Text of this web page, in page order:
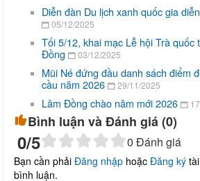
Diễn đàn Du lịch xanh quốc gia
05/12/2025
Tối 5/12, khai mạc Lễ hội Trà quốc
Đồng
03/12/2025
Mũi Né đứng đầu danh sách điểm
cầu năm 2026
29/11/2025
Lâm Đồng chào năm mới 2026
Bình luận và Đánh giá (0)
0/5 0 Đánh giá
Bạn cần phải Đăng nhập hoặc Đăng ký
bình luận.